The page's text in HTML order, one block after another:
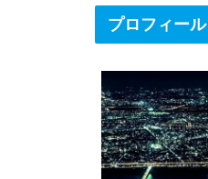
プロフィール